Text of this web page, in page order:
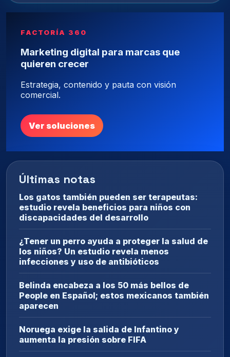
FACTORÍA 360
Marketing digital para marcas que
quieren crecer
Estrategia, contenido y pauta con visión
comercial.
Ver soluciones
Últimas notas
Los gatos también pueden ser terapeutas:
estudio revela beneficios para niños con
discapacidades del desarrollo
¿Tener un perro ayuda a proteger la salud de
los niños? Un estudio revela menos
infecciones y uso de antibióticos
Belinda encabeza a los 50 más bellos de
People en Español; estos mexicanos también
aparecen
Noruega exige la salida de Infantino y
aumenta la presión sobre FIFA